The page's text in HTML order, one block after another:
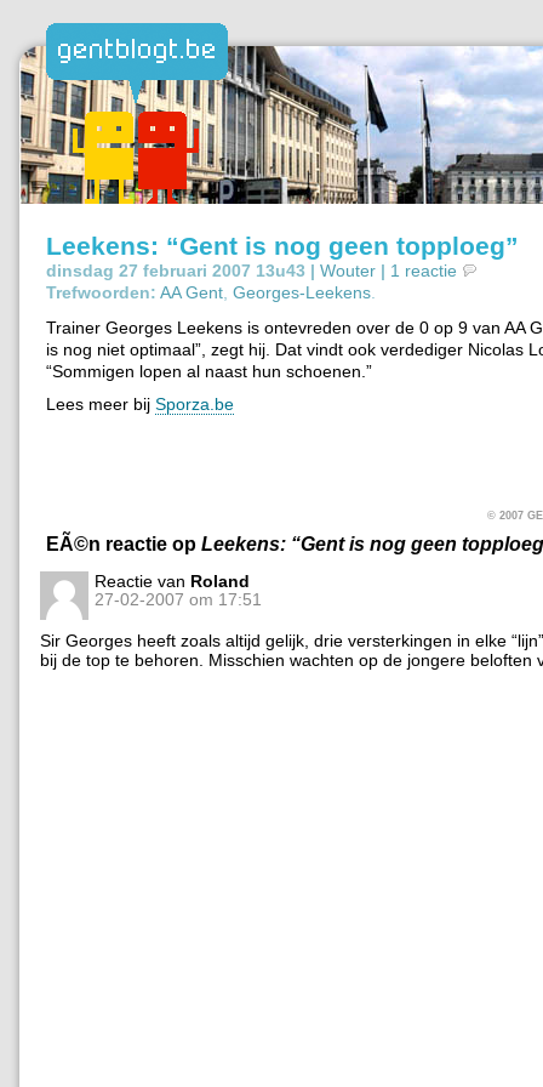
Leekens: “Gent is nog geen topploeg”
dinsdag 27 februari 2007 13u43 | Wouter | 1 reactie
Trefwoorden: AA Gent Georges-Leekens
Trainer Georges Leekens is ontevreden over de 0 op 9 van AA
is nog niet optimaal”, zegt hij. Dat vindt ook verdediger Nicolas
“Sommigen lopen al naast hun schoenen.”
Lees meer bij Sporza.be
© 2007
EÃ©n reactie op Leekens: “Gent is nog geen
Reactie van Roland
27-02-2007 om 17:51
Sir Georges heeft zoals altijd gelijk, drie versterkingen in elke
bij de top te behoren. Misschien wachten op de jongere beloften